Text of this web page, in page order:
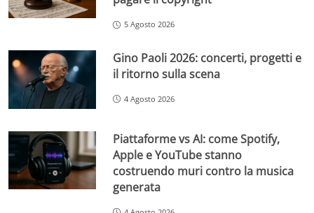
5 Agosto 2026
Gino Paoli 2026: concerti, progetti e
il ritorno sulla scena
4 Agosto 2026
Piattaforme vs AI: come Spotify,
Apple e YouTube stanno
costruendo muri contro la musica
generata